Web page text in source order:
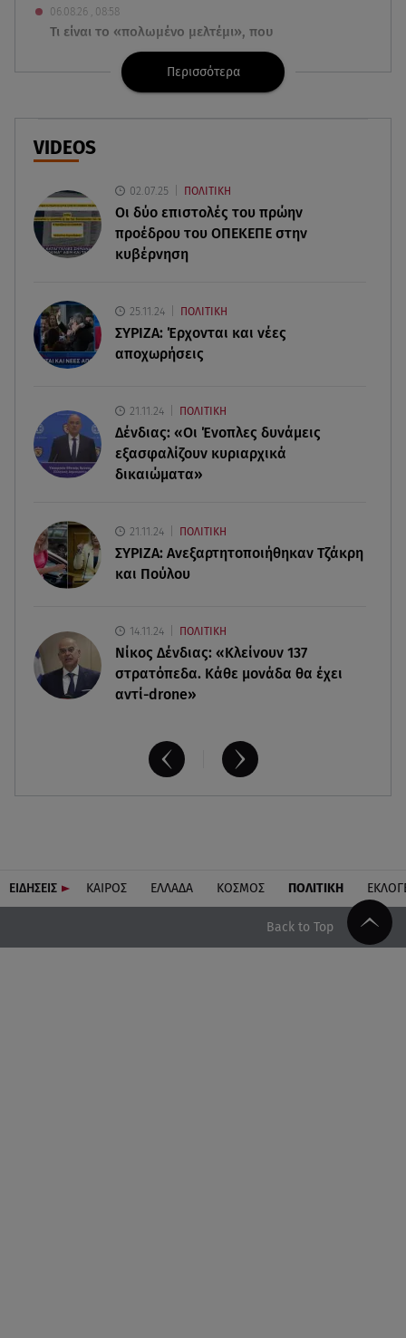
06.08.26 , 08:58
Τι είναι το «πολωμένο μελτέμι», που
τροφοδότησε τις φωτιές σε Αττικοβοιωτία
Μυστράς: «Είχε παραπλανήσει ακόμη και την
Κατερίνα Καινούργιου: «Γίναμε 4 μηνών» – Η
ανάρτηση για τη μικρή Ξένια
ΕΛ.ΑΣ για τη δολοφονία
06.08.26 , 07:50
Θεοδωρίδου: «Είσαι η καλύτερη μαμά του
06.08.26 , 07:29
Φωτιά τώρα στη Σητεία - Ήχησε το 112
Εορτολόγιο: Ποιοι γιορτάζουν στις 6 Αυγούστου
Περισσότερα
VIDEOS
02.07.25 ΠΟΛΙΤΙΚΗ
Οι δύο επιστολές του πρώην
προέδρου του ΟΠΕΚΕΠE στην
κυβέρνηση
25.11.24 ΠΟΛΙΤΙΚΗ
ΣΥΡΙΖΑ: Έρχονται και νέες
αποχωρήσεις
21.11.24 ΠΟΛΙΤΙΚΗ
Δένδιας: «Οι Ένοπλες δυνάμεις
εξασφαλίζουν κυριαρχικά
δικαιώματα»
21.11.24 ΠΟΛΙΤΙΚΗ
ΣΥΡΙΖΑ: Ανεξαρτητοποιήθηκαν Τζάκρη
και Πούλου
14.11.24 ΠΟΛΙΤΙΚΗ
Νίκος Δένδιας: «Κλείνουν 137
στρατόπεδα. Kάθε μονάδα θα έχει
αντί-drone»
ΕΙΔΗΣΕΙΣ ΚΑΙΡΟΣ ΕΛΛΑΔΑ ΚΟΣΜΟΣ ΠΟΛΙΤΙΚΗ
Back to Top